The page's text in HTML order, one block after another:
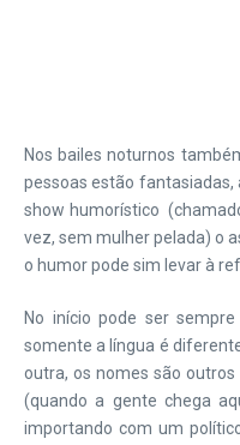
Nos bailes noturnos
pessoas estão
show humorístico
vez, sem mulher pelada) o
o humor pode sim levar à
No início pode ser
somente a língua é
outra, os nomes são
(quando a gente chega
importando com um